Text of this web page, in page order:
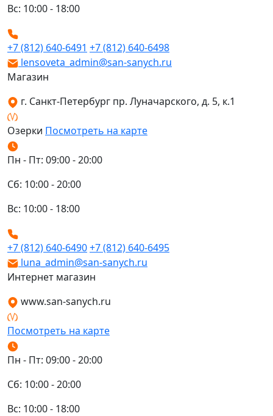
Вс: 10:00 - 18:00
+7 (812) 640-6491 +7 (812) 640-6498
lensoveta_admin@san-sanych.ru
Магазин
г. Санкт-Петербург пр. Луначарского, д. 5, к.1
Озерки Посмотреть на карте
Пн - Пт: 09:00 - 20:00
Сб: 10:00 - 20:00
Вс: 10:00 - 18:00
+7 (812) 640-6490+7 (812) 640-6495
luna_admin@san-sanych.ru
Интернет магазин
www.san-sanych.ru
Посмотреть на карте
Пн - Пт: 09:00 - 20:00
Сб: 10:00 - 20:00
Вс: 10:00 - 18:00